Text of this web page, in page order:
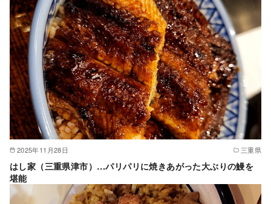
2025年11月28日 三重県
はし家（三重県津市）…パリパリに焼きあがった大ぶりの鰻を
堪能